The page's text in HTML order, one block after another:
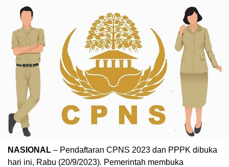
NASIONAL – Pendaftaran CPNS 2023 dan PPPK dibuka
hari ini, Rabu (20/9/2023). Pemerintah membuka